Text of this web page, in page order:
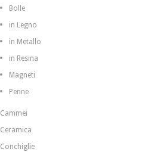
Bolle
in Legno
in Metallo
in Resina
Magneti
Penne
Cammei
Ceramica
Conchiglie